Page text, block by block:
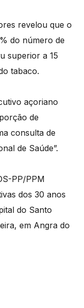
revelou que o
do número de
superior a 15
tabaco.
açoriano
de
consulta de
de Saúde”.
PP/PPM
dos 30 anos
do Santo
em Angra do